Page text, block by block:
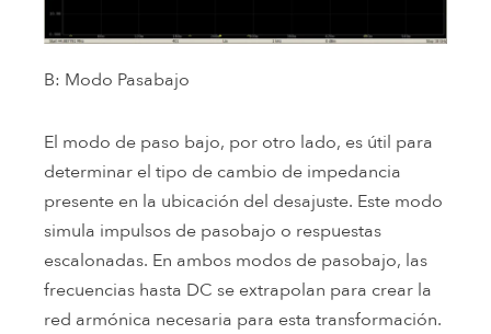
B: Modo Pasabajo
El modo de paso bajo, por otro lado, es útil para
determinar el tipo de cambio de impedancia
presente en la ubicación del desajuste. Este modo
simula impulsos de pasobajo o respuestas
escalonadas. En ambos modos de pasobajo, las
frecuencias hasta DC se extrapolan para crear la
red armónica necesaria para esta transformación.